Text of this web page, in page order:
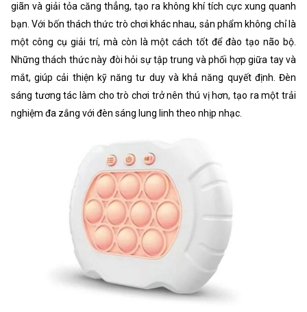
giãn và giải tỏa căng thẳng, tạo ra không khí tích cực xung quanh
bạn. Với bốn thách thức trò chơi khác nhau, sản phẩm không chỉ là
một công cụ giải trí, mà còn là một cách tốt để đào tạo não bộ.
Những thách thức này đòi hỏi sự tập trung và phối hợp giữa tay và
mắt, giúp cải thiện kỹ năng tư duy và khả năng quyết định. Đèn
sáng tương tác làm cho trò chơi trở nên thú vị hơn, tạo ra một trải
nghiệm đa zắng với đèn sáng lung linh theo nhịp nhạc.